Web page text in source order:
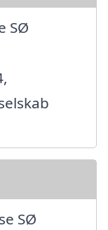
SØ
SØ